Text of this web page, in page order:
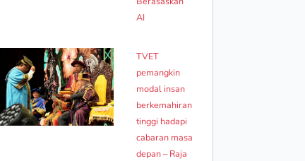
AI
TVET
pemangkin
modal insan
berkemahiran
tinggi hadapi
cabaran masa
depan – Raja